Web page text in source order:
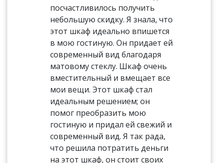
посчастливилось получить
небольшую скидку. Я знала, что
этот шкаф идеально впишется
в мою гостиную. Он придает ей
современный вид благодаря
матовому стеклу. Шкаф очень
вместительный и вмещает все
мои вещи. Этот шкаф стал
идеальным решением; он
помог преобразить мою
гостиную и придал ей свежий и
современный вид. Я так рада,
что решила потратить деньги
на этот шкаф, он стоит своих